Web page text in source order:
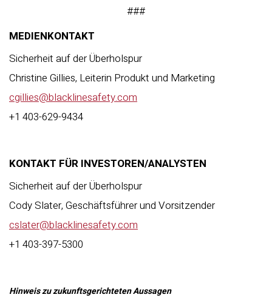
###
MEDIENKONTAKT
Sicherheit auf der Überholspur
Christine Gillies, Leiterin Produkt und Marketing
cgillies@blacklinesafety.com
+1 403-629-9434
KONTAKT FÜR INVESTOREN/ANALYSTEN
Sicherheit auf der Überholspur
Cody Slater, Geschäftsführer und Vorsitzender
cslater@blacklinesafety.com
+1 403-397-5300
Hinweis zu zukunftsgerichteten Aussagen